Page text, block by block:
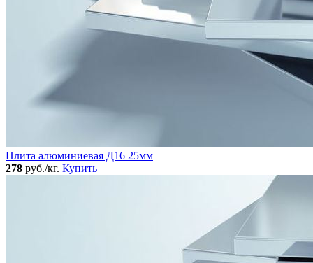
Плита алюминиевая Д16 25мм
278 руб./кг. Купить